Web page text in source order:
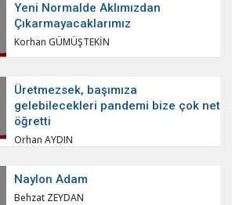
Yeni Normalde Aklımızdan
Çıkarmayacaklarımız
Korhan GÜMÜŞTEKİN
Üretmezsek, başımıza
gelebilecekleri pandemi bize çok net
öğretti
Orhan AYDIN
Naylon Adam
Behzat ZEYDAN